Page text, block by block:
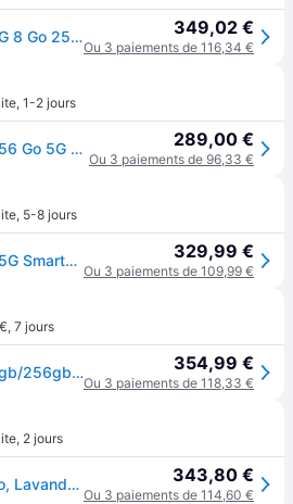
Samsung Galaxy A36 5G 8 Go 256 Go Lime 6,7'' IP67 349,02 €
Ou 3 paiements de 116,34 €
, 1-2 jours
Samsung Galaxy A36 256 Go 5G Vert citron 289,00 €
Ou 3 paiements de 96,33 €
, 5-8 jours
SAMSUNG Galaxy A36 5G Smartphone 256 Go Lime - Vert 329,99 €
Ou 3 paiements de 109,99 €
, 7 jours
Samsung Galaxy A36 8gb/256gb 6.7´´ Vert 354,99 €
Ou 3 paiements de 118,33 €
, 2 jours
Galaxy A36 (5G) 256 Go, Lavande - Neuf 343,80 €
Ou 3 paiements de 114,60 €